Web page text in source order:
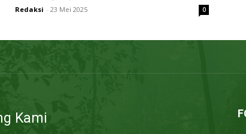
Redaksi - 23 Mei 2025 0
Kami